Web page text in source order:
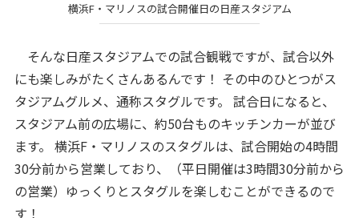
横浜F・マリノスの試合開催日の日産スタジアム
そんな日産スタジアムでの試合観戦ですが、試合以外
にも楽しみがたくさんあるんです！ その中のひとつがス
タジアムグルメ、通称スタグルです。 試合日になると、
スタジアム前の広場に、約50台ものキッチンカーが並び
ます。 横浜F・マリノスのスタグルは、試合開始の4時間
30分前から営業しており、（平日開催は3時間30分前から
の営業）ゆっくりとスタグルを楽しむことができるので
す！